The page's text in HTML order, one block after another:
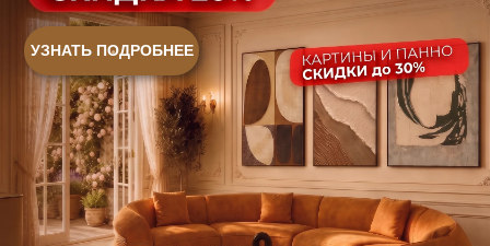
© 2026 Sky Living
Политика конфиденциальности
Политика возврата товаров
Sales@skyliving.ru
Telegram и YouTube ограничены на территории РФ
(на основании ФЗ-149 "Об информации")